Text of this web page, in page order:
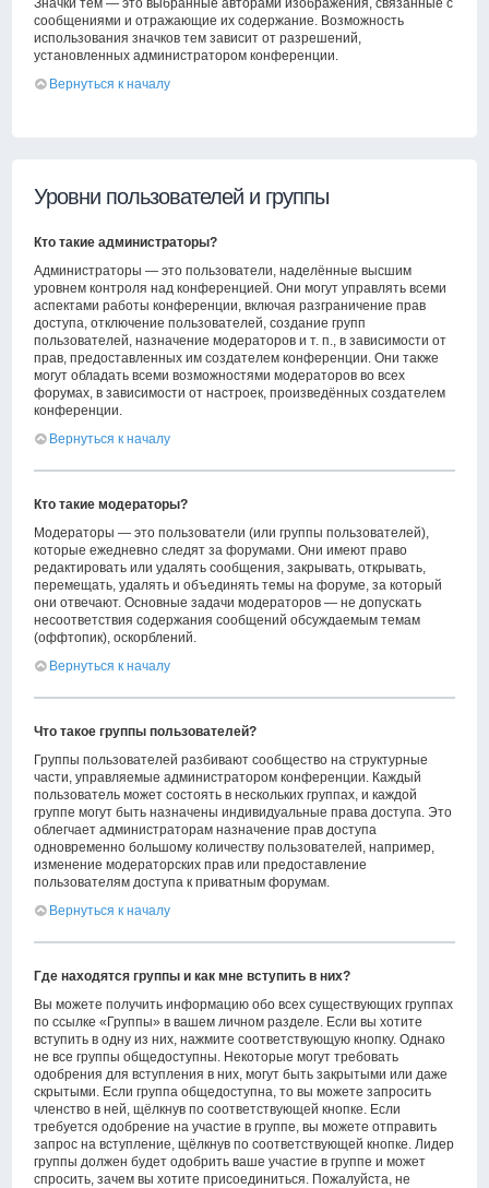
Значки тем — это выбранные авторами изображения, связанные с
сообщениями и отражающие их содержание. Возможность
использования значков тем зависит от разрешений,
установленных администратором конференции.
Вернуться к началу
Уровни пользователей и группы
Кто такие администраторы?
Администраторы — это пользователи, наделённые высшим
уровнем контроля над конференцией. Они могут управлять всеми
аспектами работы конференции, включая разграничение прав
доступа, отключение пользователей, создание групп
пользователей, назначение модераторов и т. п., в зависимости от
прав, предоставленных им создателем конференции. Они также
могут обладать всеми возможностями модераторов во всех
форумах, в зависимости от настроек, произведённых создателем
конференции.
Вернуться к началу
Кто такие модераторы?
Модераторы — это пользователи (или группы пользователей),
которые ежедневно следят за форумами. Они имеют право
редактировать или удалять сообщения, закрывать, открывать,
перемещать, удалять и объединять темы на форуме, за который
они отвечают. Основные задачи модераторов — не допускать
несоответствия содержания сообщений обсуждаемым темам
(оффтопик), оскорблений.
Вернуться к началу
Что такое группы пользователей?
Группы пользователей разбивают сообщество на структурные
части, управляемые администратором конференции. Каждый
пользователь может состоять в нескольких группах, и каждой
группе могут быть назначены индивидуальные права доступа. Это
облегчает администраторам назначение прав доступа
одновременно большому количеству пользователей, например,
изменение модераторских прав или предоставление
пользователям доступа к приватным форумам.
Вернуться к началу
Где находятся группы и как мне вступить в них?
Вы можете получить информацию обо всех существующих группах
по ссылке «Группы» в вашем личном разделе. Если вы хотите
вступить в одну из них, нажмите соответствующую кнопку. Однако
не все группы общедоступны. Некоторые могут требовать
одобрения для вступления в них, могут быть закрытыми или даже
скрытыми. Если группа общедоступна, то вы можете запросить
членство в ней, щёлкнув по соответствующей кнопке. Если
требуется одобрение на участие в группе, вы можете отправить
запрос на вступление, щёлкнув по соответствующей кнопке. Лидер
группы должен будет одобрить ваше участие в группе и может
спросить, зачем вы хотите присоединиться. Пожалуйста, не